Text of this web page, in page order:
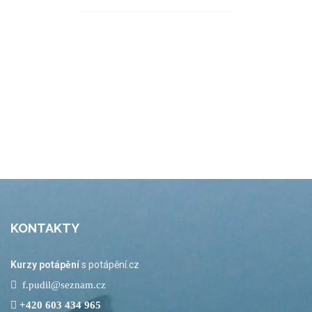
KONTAKTY
Kurzy potápěnís potápění.cz
f.pudil@seznam.cz
+420 603 434 965